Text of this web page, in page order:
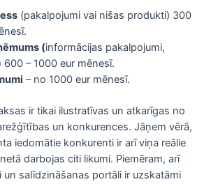
(pakalpojumi vai nišas produkti) 300
(informācijas pakalpojumi,
– 1000 eur mēnesī.
– no 1000 eur mēnesī.
ir tikai ilustratīvas un atkarīgas no
un konkurences. Jāņem vērā,
iedomātie konkurenti ir arī viņa reālie
darbojas citi likumi. Piemēram, arī
un salīdzināšanas portāli ir uzskatāmi